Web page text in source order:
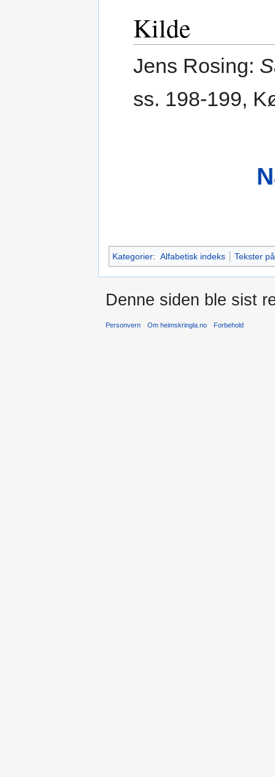
Kilde
Jens Rosing:
ss. 198-199,
Kategorier: Alfabetisk indeks Tekster
Denne siden ble sist
Personvern Om heimskringla.no Forbehold